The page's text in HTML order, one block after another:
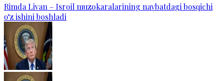
Rimda Livan – Isroil muzokaralarining navbatdagi bosqichi
o‘z ishini boshladi